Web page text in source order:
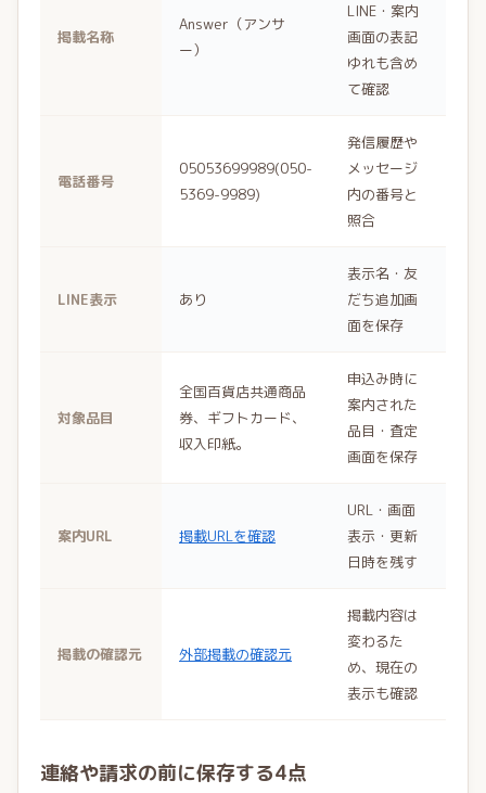
掲載名称
Answer（アンサ
ー）
LINE・案内
画面の表記
ゆれも含め
て確認
電話番号
05053699989(050-
5369-9989)
発信履歴や
メッセージ
内の番号と
照合
LINE表示 あり
表示名・友
だち追加画
面を保存
対象品目
全国百貨店共通商品
券、ギフトカード、
収入印紙。
申込み時に
案内された
品目・査定
画面を保存
案内URL 掲載URLを確認
URL・画面
表示・更新
日時を残す
掲載の確認元 外部掲載の確認元
掲載内容は
変わるた
め、現在の
表示も確認
連絡や請求の前に保存する4点